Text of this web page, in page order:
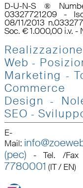
D-U-N-S ®
03327721209 -
08/11/2013
Soc. € 1.000,00 i.v. -
Web -
Marketing -
Design
-
SEO -
E-
Mail:
(pec) -Tel. /
7780001 (IT / EN)